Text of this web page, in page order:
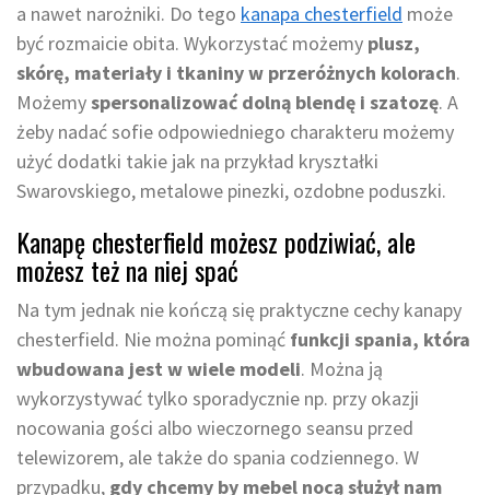
a nawet narożniki. Do tego kanapa chesterfield może
być rozmaicie obita. Wykorzystać możemy plusz,
skórę, materiały i tkaniny w przeróżnych kolorach.
Możemyspersonalizować dolną blendę i szatozę. A
żeby nadać sofie odpowiedniego charakteru możemy
użyć dodatki takie jak na przykład kryształki
Swarovskiego, metalowe pinezki, ozdobne poduszki.
Kanapę chesterfield możesz podziwiać, ale
możesz też na niej spać
Na tym jednak nie kończą się praktyczne cechy kanapy
chesterfield. Nie można pominąć funkcji spania, która
wbudowana jest w wiele modeli. Można ją
wykorzystywać tylko sporadycznie np. przy okazji
nocowania gości albo wieczornego seansu przed
telewizorem, ale także do spania codziennego. W
przypadku, gdy chcemy by mebel nocą służył nam